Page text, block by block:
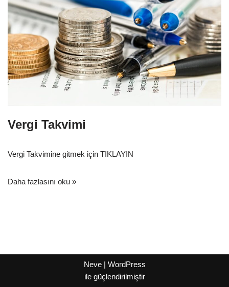
Vergi Takvimi
Vergi Takvimine gitmek için TIKLAYIN
Daha fazlasını oku »
Neve| WordPress
ile güçlendirilmiştir